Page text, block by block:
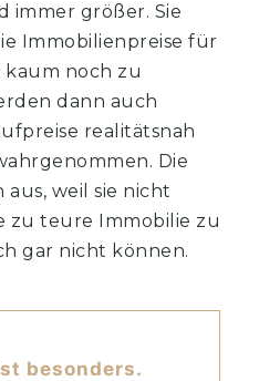
immer größer. Sie
Immobilienpreise für
noch zu
dann auch
realitätsnah
Die
weil sie nicht
zu teure Immobilie zu
gar nicht können.
besonders.